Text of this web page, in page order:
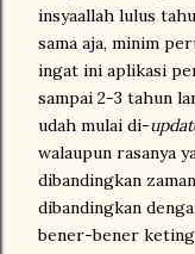
insyaallah lulus
sama aja, minim
ingat ini aplikasi
sampai 2-3 tahun
udah mulai di-
walaupun rasanya
dibandingkan
dibandingkan
bener-bener